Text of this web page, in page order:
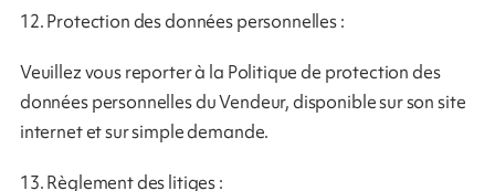
12. Protection des données personnelles :
Veuillez vous reporter à la Politique de protection des
données personnelles du Vendeur, disponible sur son site
internet et sur simple demande.
13. Règlement des litiges :